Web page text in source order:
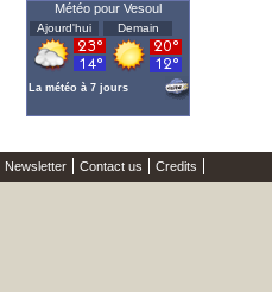
Météo pour Vesoul
Ajourd'hui Demain
La météo à 7 jours
Newsletter Contact us Credits